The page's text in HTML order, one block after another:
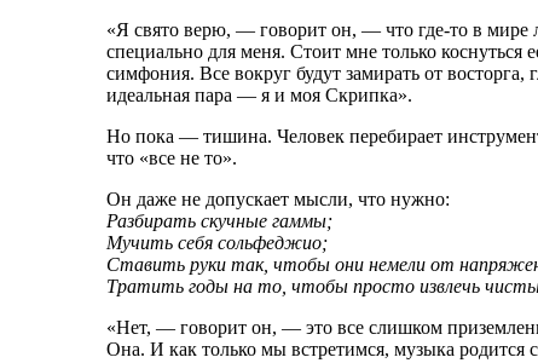
«Я свято верю, — говорит он, — что где-то в мире лежит Та Самая Скрипка, созданная
специально для меня. Стоит мне только коснуться
симфония. Все вокруг будут замирать от восторга,
идеальная пара — я и моя Скрипка».
Но пока — тишина. Человек перебирает
что «все не то».
Он даже не допускает мысли, что нужно:
Разбирать скучные гаммы;
Мучить себя сольфеджио;
Ставить руки так, чтобы они немели от
Тратить годы на то, чтобы просто извлечь
«Нет, — говорит он, — это все слишком
Она. И как только мы встретимся, музыка родится